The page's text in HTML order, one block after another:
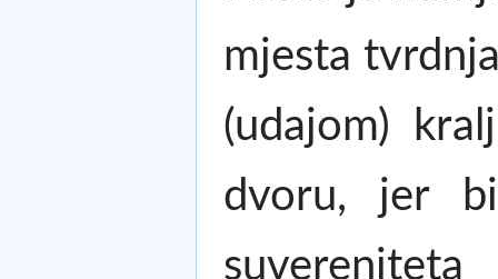
mjesta
(udajom)
dvoru, jer
suvereniteta